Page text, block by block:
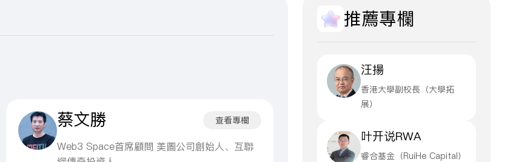
蔡文勝 查看專欄
Web3 Space首席顧問 美圖公司創始人、互聯
推薦專欄
汪揚
香港大學副校長（大學拓
展）
叶开说RWA
睿合基金（RuiHe Capital）